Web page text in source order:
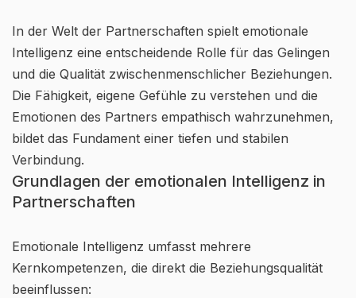
In der Welt der Partnerschaften spielt emotionale
Intelligenz eine entscheidende Rolle für das Gelingen
und die Qualität zwischenmenschlicher Beziehungen.
Die Fähigkeit, eigene Gefühle zu verstehen und die
Emotionen des Partners empathisch wahrzunehmen,
bildet das Fundament einer tiefen und stabilen
Verbindung.
Grundlagen der emotionalen Intelligenz in
Partnerschaften
Emotionale Intelligenz umfasst mehrere
Kernkompetenzen, die direkt die Beziehungsqualität
beeinflussen: